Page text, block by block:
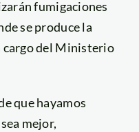
fumigaciones
se produce la
cargo del Ministerio
que hayamos
mejor,